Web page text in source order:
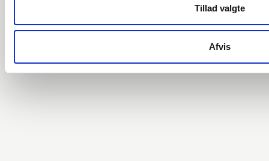
Tillad valgte
Afvis